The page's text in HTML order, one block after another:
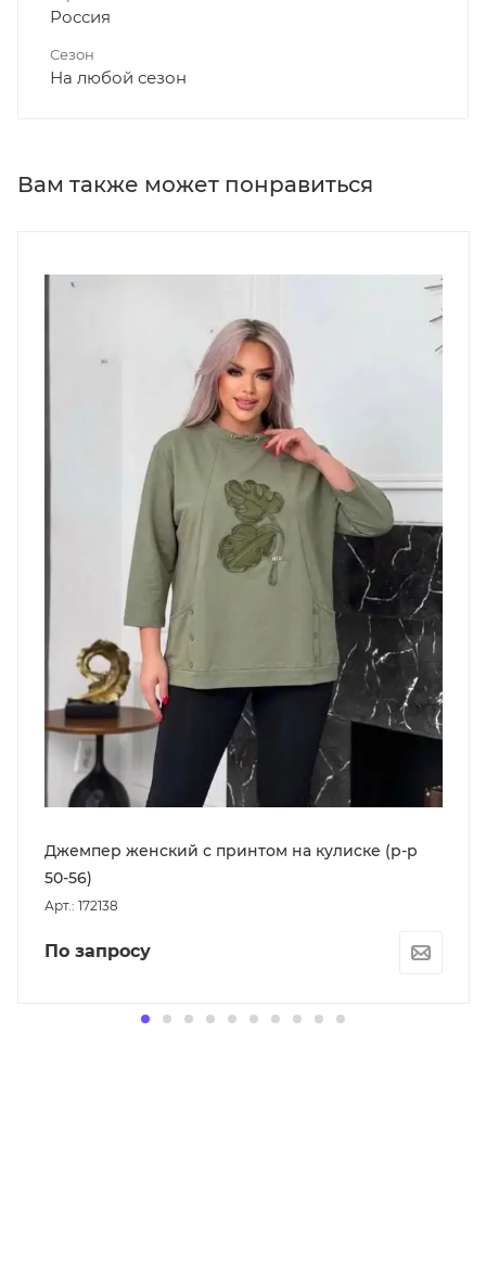
Россия
Сезон
На любой сезон
Вам также может понравиться
Джемпер женский с принтом на кулиске (р-р
50-56)
Арт.: 172138
По запросу